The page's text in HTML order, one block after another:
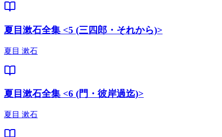
夏目漱石全集 <5 (三四郎・それから)>
夏目 漱石
夏目漱石全集 <6 (門・彼岸過迄)>
夏目 漱石